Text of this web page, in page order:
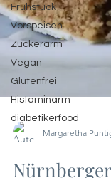
Frühstück
Vorspeisen
Zuckerarm
Vegan
Glutenfrei
Histaminarm
diabetikerfood